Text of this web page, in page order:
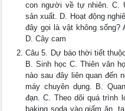
con người về tự nhiên. C.
sản xuất. D. Hoạt động
đây gọi là vật không sống?
D. Cây cam
Câu 5. Dự báo thời tiết
B. Sinh học C. Thiên văn
nào sau đây liên quan đến
máy chuyên dụng. B.
đạn. C. Theo dõi quá trình
baking soda vào giấm ăn,